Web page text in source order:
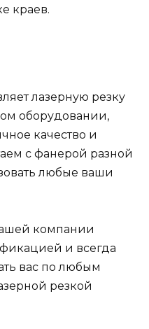
краев.
лазерную резку
оборудовании,
качество и
с фанерой разной
любые ваши
компании
и всегда
вас по любым
резкой